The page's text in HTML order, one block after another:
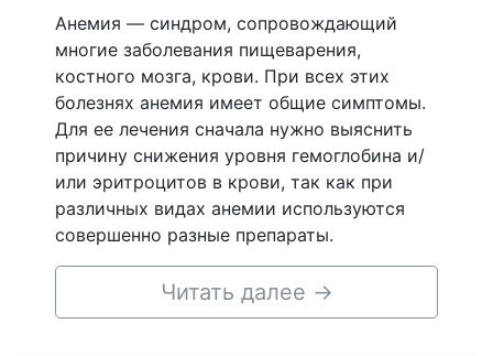
Анемия — синдром, сопровождающий
многие заболевания пищеварения,
костного мозга, крови. При всех этих
болезнях анемия имеет общие симптомы.
Для ее лечения сначала нужно выяснить
причину снижения уровня гемоглобина и/
или эритроцитов в крови, так как при
различных видах анемии используются
совершенно разные препараты.
Читать далее →